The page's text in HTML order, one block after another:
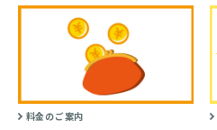
料金のご案内